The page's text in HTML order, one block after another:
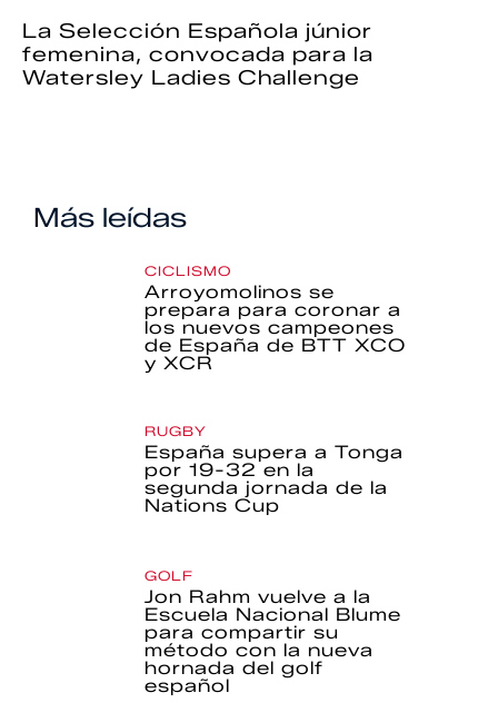
La Selección Española júnior
femenina, convocada para la
Watersley Ladies Challenge
Más leídas
CICLISMO
Arroyomolinos se
prepara para coronar a
los nuevos campeones
de España de BTT XCO
y XCR
RUGBY
España supera a Tonga
por 19-32 en la
segunda jornada de la
Nations Cup
GOLF
Jon Rahm vuelve a la
Escuela Nacional Blume
para compartir su
método con la nueva
hornada del golf
español